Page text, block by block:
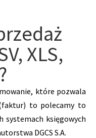
XLS,
które pozwala
to polecamy to
systemach księgowych
DGCS S.A.